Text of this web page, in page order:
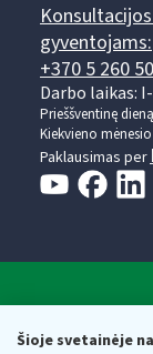
Šioje svetainėje
gyventojams:
+370 5 260
Darbo laikas: I-
Prieššventinę
Kiekvieno
Paklausimas per
Respublikos